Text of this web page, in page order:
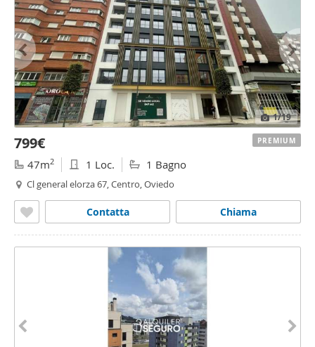
1/19
799€
47m2 1 Loc. 1 Bagno
Cl general elorza 67, Centro, Oviedo
Chiama
Contatta
PREMIUM